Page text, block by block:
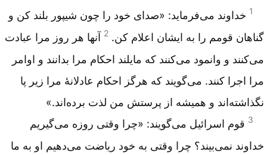
1 خداوند می‌فرماید: «صدای خود را چون شیپور بلند کن و
گناهان قومم را به ایشان اعلام کن. 2 آنها هر روز مرا عبادت
می‌کنند و وانمود می‌کنند که مایلند احکام مرا بدانند و اوامر
مرا اجرا کنند. می‌گویند که هرگز احکام عادلانهٔ مرا زیر پا
نگذاشته‌اند و همیشه از پرستش من لذت برده‌اند.»
3 قوم اسرائیل می‌گویند: «چرا وقتی روزه می‌گیریم
خداوند نمی‌بیند؟ چرا وقتی به خود ریاضت می‌دهیم او به ما